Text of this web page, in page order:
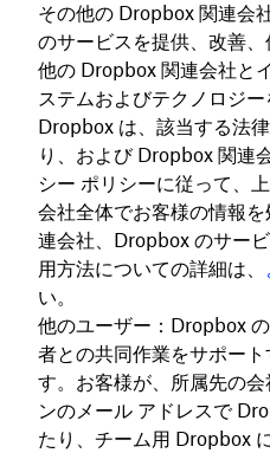
その他の Dropbox 関連会
のサービスを提供、改善
他の Dropbox 関連会社と
ステムおよびテクノロジー
Dropbox は、該当する法
り、および Dropbox 関連
シー ポリシーに従って、
会社全体でお客様の情報
連会社、Dropbox のサー
用方法についての詳細は、
い。
他のユーザー：Dropbox
者との共同作業をサポー
す。お客様が、所属先の
ンのメール アドレスで
たり、チーム用 Dropbox